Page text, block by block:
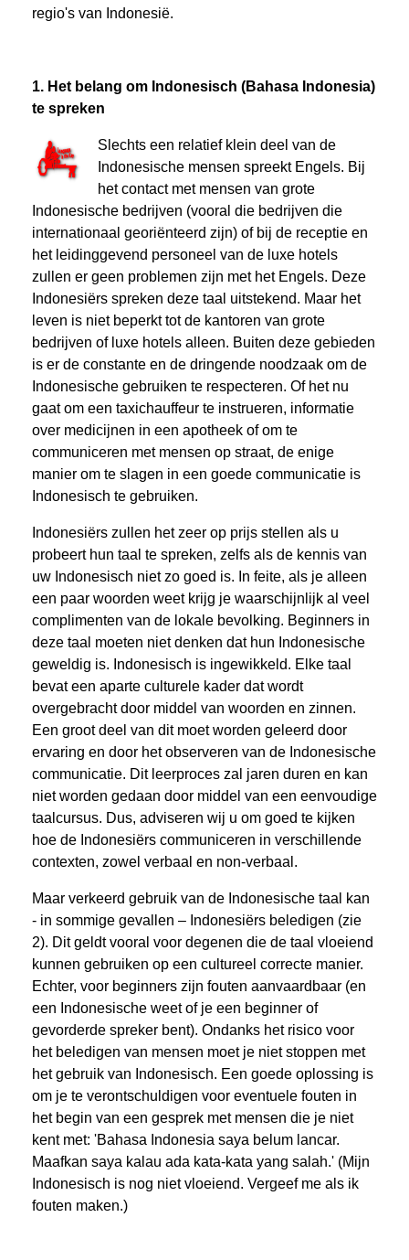
regio's van Indonesië.
1. Het belang om Indonesisch (Bahasa Indonesia)
te spreken
Slechts een relatief klein deel van de
Indonesische mensen spreekt Engels. Bij
het contact met mensen van grote
Indonesische bedrijven (vooral die bedrijven die
internationaal georiënteerd zijn) of bij de receptie en
het leidinggevend personeel van de luxe hotels
zullen er geen problemen zijn met het Engels. Deze
Indonesiërs spreken deze taal uitstekend. Maar het
leven is niet beperkt tot de kantoren van grote
bedrijven of luxe hotels alleen. Buiten deze gebieden
is er de constante en de dringende noodzaak om de
Indonesische gebruiken te respecteren. Of het nu
gaat om een ​​taxichauffeur te instrueren, informatie
over medicijnen in een apotheek of om te
communiceren met mensen op straat, de enige
manier om te slagen in een goede communicatie is
Indonesisch te gebruiken.
Indonesiërs zullen het zeer op prijs stellen als u
probeert hun taal te spreken, zelfs als de kennis van
uw Indonesisch niet zo goed is. In feite, als je alleen
een paar woorden weet krijg je waarschijnlijk al veel
complimenten van de lokale bevolking. Beginners in
deze taal moeten niet denken dat hun Indonesische
geweldig is. Indonesisch is ingewikkeld. Elke taal
bevat een aparte culturele kader dat wordt
overgebracht door middel van woorden en zinnen.
Een groot deel van dit moet worden geleerd door
ervaring en door het observeren van de Indonesische
communicatie. Dit leerproces zal jaren duren en kan
niet worden gedaan door middel van een eenvoudige
taalcursus. Dus, adviseren wij u om goed te kijken
hoe de Indonesiërs communiceren in verschillende
contexten, zowel verbaal en non-verbaal.
Maar verkeerd gebruik van de Indonesische taal kan
- in sommige gevallen – Indonesiërs beledigen (zie
2). Dit geldt vooral voor degenen die de taal vloeiend
kunnen gebruiken op een cultureel correcte manier.
Echter, voor beginners zijn fouten aanvaardbaar (en
een Indonesische weet of je een beginner of
gevorderde spreker bent). Ondanks het risico voor
het beledigen van mensen moet je niet stoppen met
het gebruik van Indonesisch. Een goede oplossing is
om je te verontschuldigen voor eventuele fouten in
het begin van een gesprek met mensen die je niet
kent met: 'Bahasa Indonesia saya belum lancar.
Maafkan saya kalau ada kata-kata yang salah.' (Mijn
Indonesisch is nog niet vloeiend. Vergeef me als ik
fouten maken.)